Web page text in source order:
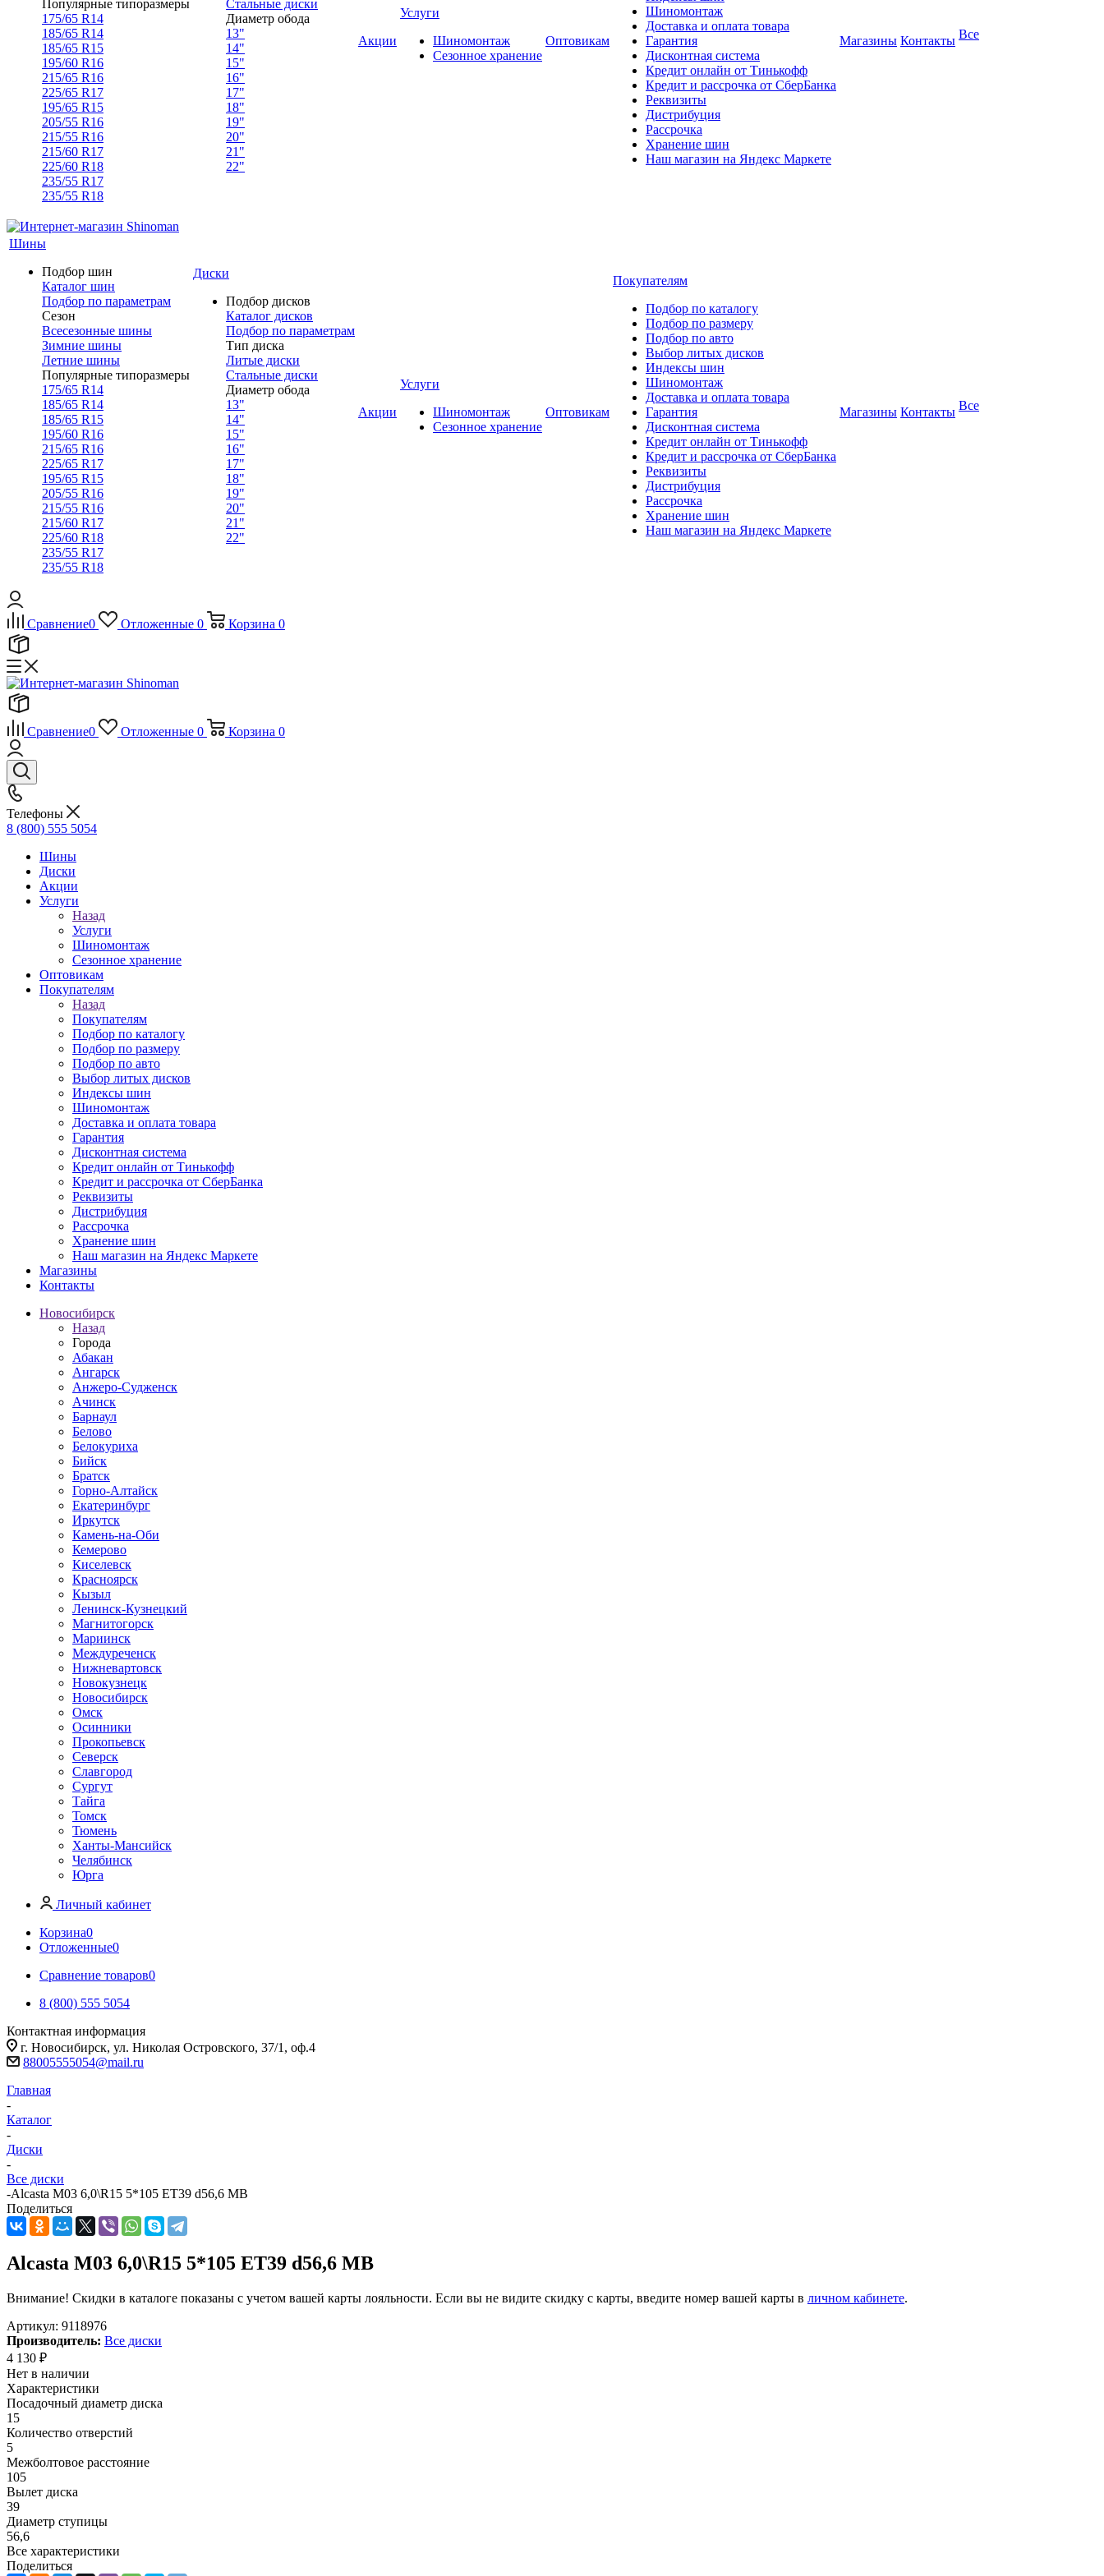
Популярные типоразмеры
175/65 R14
185/65 R14
185/65 R15
195/60 R16
215/65 R16
225/65 R17
195/65 R15
205/55 R16
215/55 R16
215/60 R17
225/60 R18
235/55 R17
235/55 R18
Стальные диски
Диаметр обода
13"
14"
15"
16"
17"
18"
19"
20"
21"
22"
Акции
Услуги
Шиномонтаж
Сезонное хранение
Оптовикам
Шиномонтаж
Доставка и оплата товара
Гарантия
Дисконтная система
Кредит онлайн от Тинькофф
Кредит и рассрочка от СберБанка
Реквизиты
Дистрибуция
Рассрочка
Хранение шин
Наш магазин на Яндекс Маркете
Магазины Контакты Все
Шины
Подбор шин
Каталог шин
Подбор по параметрам
Сезон
Всесезонные шины
Зимние шины
Летние шины
Популярные типоразмеры
175/65 R14
185/65 R14
185/65 R15
195/60 R16
215/65 R16
225/65 R17
195/65 R15
205/55 R16
215/55 R16
215/60 R17
225/60 R18
235/55 R17
235/55 R18
Диски
Подбор дисков
Каталог дисков
Подбор по параметрам
Тип диска
Литые диски
Стальные диски
Диаметр обода
13"
14"
15"
16"
17"
18"
19"
20"
21"
22"
Акции
Услуги
Шиномонтаж
Сезонное хранение
Оптовикам
Покупателям
Подбор по каталогу
Подбор по размеру
Подбор по авто
Выбор литых дисков
Индексы шин
Шиномонтаж
Доставка и оплата товара
Гарантия
Дисконтная система
Кредит онлайн от Тинькофф
Кредит и рассрочка от СберБанка
Реквизиты
Дистрибуция
Рассрочка
Хранение шин
Наш магазин на Яндекс Маркете
Магазины Контакты Все
Сравнение0 Отложенные 0 Корзина 0
Сравнение0 Отложенные 0 Корзина 0
Телефоны
8 (800) 555 5054
Шины
Диски
Акции
Услуги
Назад
Услуги
Шиномонтаж
Сезонное хранение
Оптовикам
Покупателям
Назад
Покупателям
Подбор по каталогу
Подбор по размеру
Подбор по авто
Выбор литых дисков
Индексы шин
Шиномонтаж
Доставка и оплата товара
Гарантия
Дисконтная система
Кредит онлайн от Тинькофф
Кредит и рассрочка от СберБанка
Реквизиты
Дистрибуция
Рассрочка
Хранение шин
Наш магазин на Яндекс Маркете
Магазины
Контакты
Новосибирск
Назад
Города
Абакан
Ангарск
Анжеро-Судженск
Ачинск
Барнаул
Белово
Белокуриха
Бийск
Братск
Горно-Алтайск
Екатеринбург
Иркутск
Камень-на-Оби
Кемерово
Киселевск
Красноярск
Кызыл
Ленинск-Кузнецкий
Магнитогорск
Мариинск
Междуреченск
Нижневартовск
Новокузнецк
Новосибирск
Омск
Осинники
Прокопьевск
Северск
Славгород
Сургут
Тайга
Томск
Тюмень
Ханты-Мансийск
Челябинск
Юрга
Личный кабинет
Корзина0
Отложенные0
Сравнение товаров0
8 (800) 555 5054
Контактная информация
г. Новосибирск, ул. Николая Островского, 37/1, оф.4
88005555054@mail.ru
Главная
-
Каталог
-
Диски
-
Все диски
-Alcasta M03 6,0\R15 5*105 ET39 d56,6 MB
Поделиться
Alcasta M03 6,0\R15 5*105 ET39 d56,6 MB
Внимание! Скидки в каталоге показаны с учетом вашей карты лояльности. Если вы не видите скидку с карты, введите номер вашей карты в личном кабинете.
Артикул: 9118976
Производитель: Все диски
4 130 ₽
Нет в наличии
Характеристики
Посадочный диаметр диска
15
Количество отверстий
5
Межболтовое расстояние
105
Вылет диска
39
Диаметр ступицы
56,6
Все характеристики
Поделиться